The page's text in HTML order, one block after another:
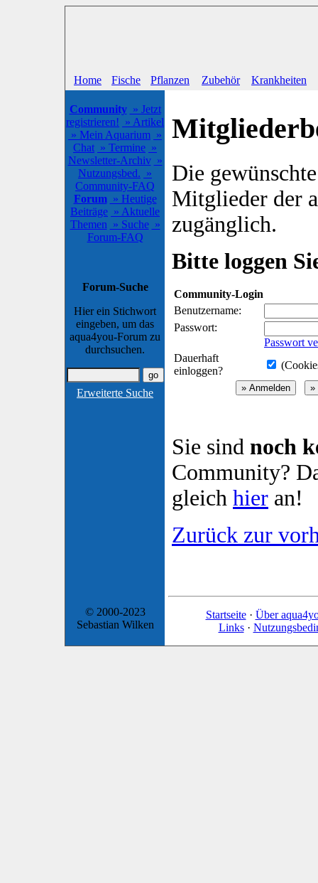
Home Fische Pflanzen Zubehör Krankheiten
Community » Jetzt
registrieren! » Artikel
» Mein Aquarium »
Chat » Termine »
Newsletter-Archiv »
Nutzungsbed. »
Community-FAQ
Forum » Heutige
Beiträge » Aktuelle
Themen » Suche »
Forum-FAQ
Forum-Suche
Hier ein Stichwort
eingeben, um das
aqua4you-Forum zu
durchsuchen.
Erweiterte Suche
Die
Mitglieder der
zugänglich.
Bitte loggen
Community-Login
Benutzername:
Passwort:
Passwort
Dauerhaft
einloggen?
Sie sind noch
Community?
gleich hier an!
Zurück zur
© 2000-2023
Sebastian Wilken
Startseite· Über
Links·